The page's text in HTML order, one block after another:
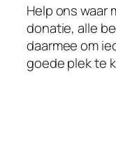
Help ons waar
donatie, alle
daarmee om
goede plek te